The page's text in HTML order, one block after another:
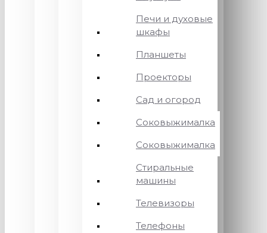
Печи и духовые
шкафы
Планшеты
Проекторы
Сад и огород
Соковыжималка
Соковыжималка
Стиральные
машины
Телевизоры
Телефоны